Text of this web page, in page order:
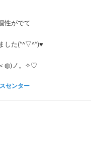
性がでて
した(*^▽^*)♥
◍)ノ。✧♡
センター